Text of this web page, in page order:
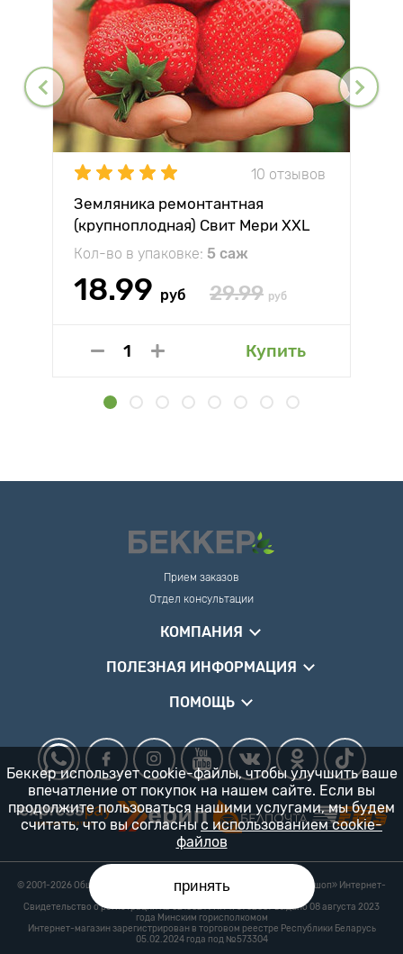
10 отзывов
Земляника ремонтантная
(крупноплодная) Свит Мери XXL
Кол-во в упаковке: 5 саж
18.99 руб 29.99 руб
Купить
Прием заказов
Отдел консультации
КОМПАНИЯ
ПОЛЕЗНАЯ ИНФОРМАЦИЯ
ПОМОЩЬ
© 2001-2026 Общество с ограниченной ответственностью «Гарденшоп» Интернет-
магазин «БЕККЕР™» 24/7
Свидетельство о регистрации № 0218821 УНП 193702687 выдано 08 августа 2023
года Минским горисполкомом
Интернет-магазин зарегистрирован в торговом реестре Республики Беларусь
05.02.2024 года под №573304
Беккер использует cookie-файлы, чтобы улучшить ваше
впечатление от покупок на нашем сайте. Если вы
продолжите пользоваться нашими услугами, мы будем
считать, что вы согласны с использованием cookie-
файлов
принять